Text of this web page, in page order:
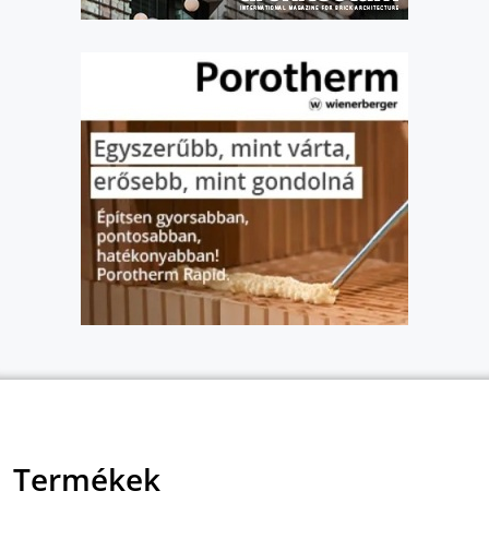
Termékek